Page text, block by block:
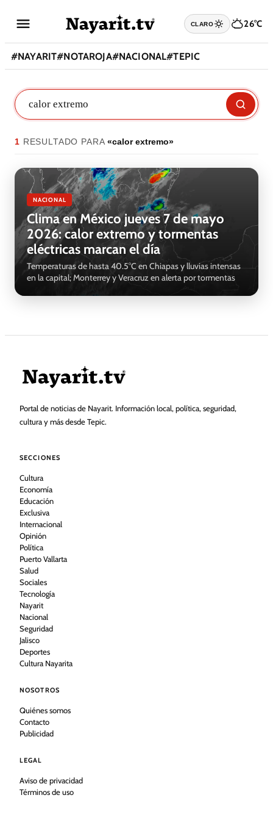
CLARO 26°C
#NAYARIT#NOTAROJA#NACIONAL#TEPIC
1 RESULTADO PARA«calor extremo»
NACIONAL
Clima en México jueves 7 de mayo
2026: calor extremo y tormentas
eléctricas marcan el día
Temperaturas de hasta 40.5°C en Chiapas y lluvias intensas
en la capital; Monterrey y Veracruz en alerta por tormentas
Portal de noticias de Nayarit. Información local, política, seguridad,
cultura y más desde Tepic.
SECCIONES
Cultura
Economía
Educación
Exclusiva
Internacional
Opinión
Política
Puerto Vallarta
Salud
Sociales
Tecnología
Nayarit
Nacional
Seguridad
Jalisco
Deportes
Cultura Nayarita
NOSOTROS
Quiénes somos
Contacto
Publicidad
LEGAL
Aviso de privacidad
Términos de uso